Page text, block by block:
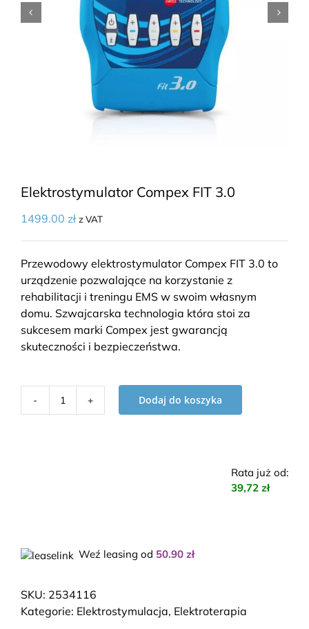
Elektrostymulator Compex FIT 3.0
1499.00 zł z VAT
Przewodowy elektrostymulator Compex FIT 3.0 to
urządzenie pozwalające na korzystanie z
rehabilitacji i treningu EMS w swoim własnym
domu. Szwajcarska technologia która stoi za
sukcesem marki Compex jest gwarancją
skuteczności i bezpieczeństwa.
ilość
Dodaj do koszyka
Rata już od:
39,72 zł
Weź leasing od 50.90 zł
SKU: 2534116
Kategorie: Elektrostymulacja, Elektroterapia